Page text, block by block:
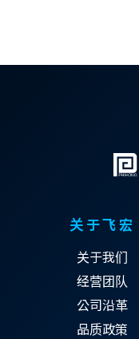
关于飞宏
关于我们
经营团队
公司沿革
品质政策